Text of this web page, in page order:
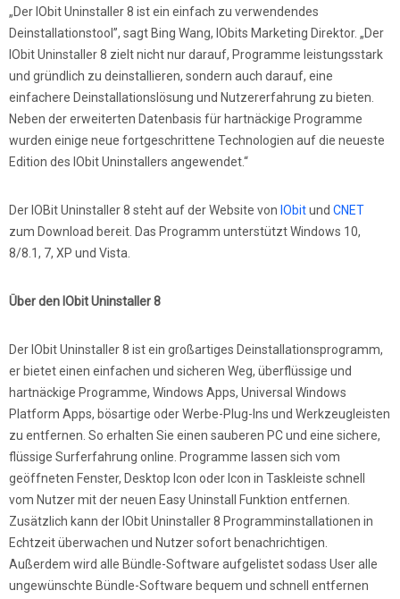
„Der IObit Uninstaller 8 ist ein einfach zu verwendendes
Deinstallationstool”, sagt Bing Wang, IObits Marketing Direktor. „Der
IObit Uninstaller 8 zielt nicht nur darauf, Programme leistungsstark
und gründlich zu deinstallieren, sondern auch darauf, eine
einfachere Deinstallationslösung und Nutzererfahrung zu bieten.
Neben der erweiterten Datenbasis für hartnäckige Programme
wurden einige neue fortgeschrittene Technologien auf die neueste
Edition des IObit Uninstallers angewendet.“
Der IOBit Uninstaller 8 steht auf der Website von IObitund CNET
zum Download bereit. Das Programm unterstützt Windows 10,
8/8.1, 7, XP und Vista.
Über den IObit Uninstaller 8
Der IObit Uninstaller 8 ist ein großartiges Deinstallationsprogramm,
er bietet einen einfachen und sicheren Weg, überflüssige und
hartnäckige Programme, Windows Apps, Universal Windows
Platform Apps, bösartige oder Werbe-Plug-Ins und Werkzeugleisten
zu entfernen. So erhalten Sie einen sauberen PC und eine sichere,
flüssige Surferfahrung online. Programme lassen sich vom
geöffneten Fenster, Desktop Icon oder Icon in Taskleiste schnell
vom Nutzer mit der neuen Easy Uninstall Funktion entfernen.
Zusätzlich kann der IObit Uninstaller 8 Programminstallationen in
Echtzeit überwachen und Nutzer sofort benachrichtigen.
Außerdem wird alle Bündle-Software aufgelistet sodass User alle
ungewünschte Bündle-Software bequem und schnell entfernen